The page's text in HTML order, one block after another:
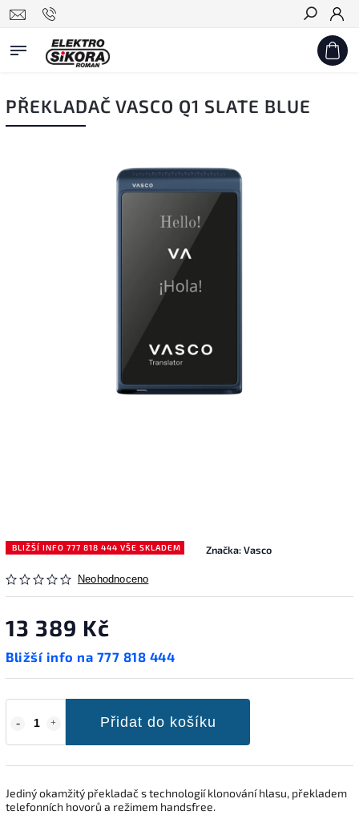
Hledat
PŘEKLADAČ VASCO Q1 SLATE BLUE
BLIŽŠÍ INFO 777 818 444 VŠE SKLADEM
Neohodnoceno
Značka:Vasco
13 389 Kč
Bližší info na 777 818 444
Přidat do košíku
Jediný okamžitý překladač s technologií klonování hlasu, překladem
telefonních hovorů a režimem handsfree.